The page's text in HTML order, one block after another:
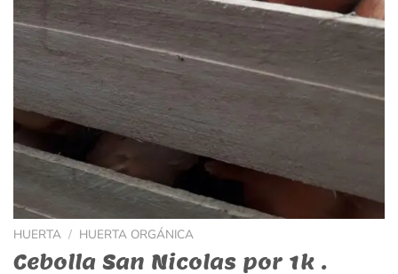
HUERTA / HUERTA ORGÁNICA
Cebolla San Nicolas por 1k .